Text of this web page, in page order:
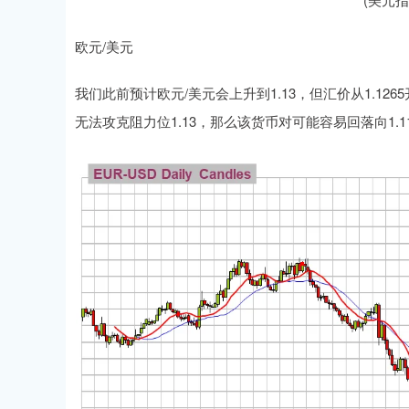
欧元/美元
我们此前预计欧元/美元会上升到1.13，但汇价从
无法攻克阻力位1.13，那么该货币对可能容易回落向